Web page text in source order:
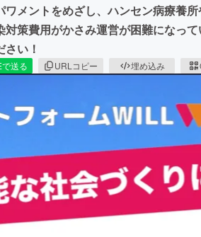
メントをめざし、ハンセン病療養
策費用がかさみ運営が困難になっ
い！
送る URLコピー 埋め込み